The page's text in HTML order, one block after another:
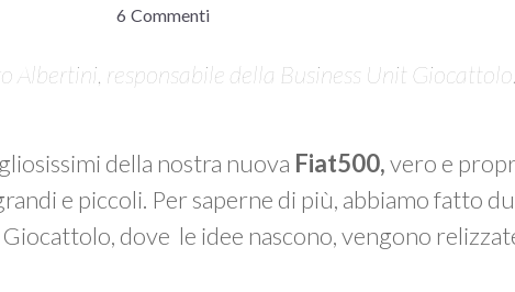
6 Commenti
Albertini, responsabile della Business Unit Giocattolo.
della nostra nuova Fiat500,vero e
e piccoli. Per saperne di più, abbiamo fatto
dove le idee nascono, vengono